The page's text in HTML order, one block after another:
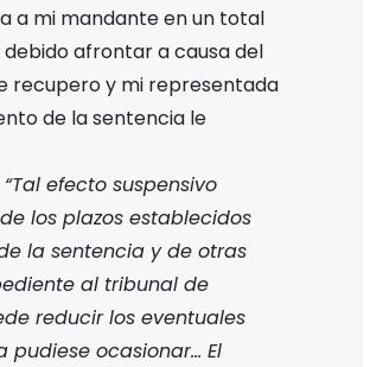
a mi mandante en un total
afrontar a causa del
recupero y mi representada
de la sentencia le
“Tal efecto suspensivo
los plazos establecidos
la sentencia y de otras
al tribunal de
reducir los eventuales
ocasionar… El